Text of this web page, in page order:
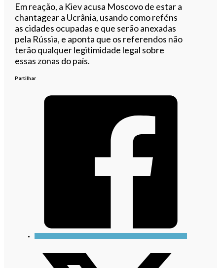
Em reação, a Kiev acusa Moscovo de estar a
chantagear a Ucrânia, usando como reféns
as cidades ocupadas e que serão anexadas
pela Rússia, e aponta que os referendos não
terão qualquer legitimidade legal sobre
essas zonas do país.
Partilhar